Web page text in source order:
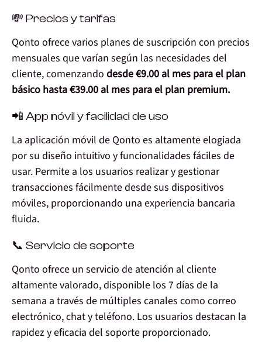
💸 Precios y tarifas
Qonto ofrece varios planes de suscripción con precios
mensuales que varían según las necesidades del
cliente, comenzando desde €9.00 al mes para el plan
básico hasta €39.00 al mes para el plan premium.
📲 App nóvil y facilidad de uso
La aplicación móvil de Qonto es altamente elogiada
por su diseño intuitivo y funcionalidades fáciles de
usar. Permite a los usuarios realizar y gestionar
transacciones fácilmente desde sus dispositivos
móviles, proporcionando una experiencia bancaria
fluida.
📞 Servicio de soporte
Qonto ofrece un servicio de atención al cliente
altamente valorado, disponible los 7 días de la
semana a través de múltiples canales como correo
electrónico, chat y teléfono. Los usuarios destacan la
rapidez y eficacia del soporte proporcionado.